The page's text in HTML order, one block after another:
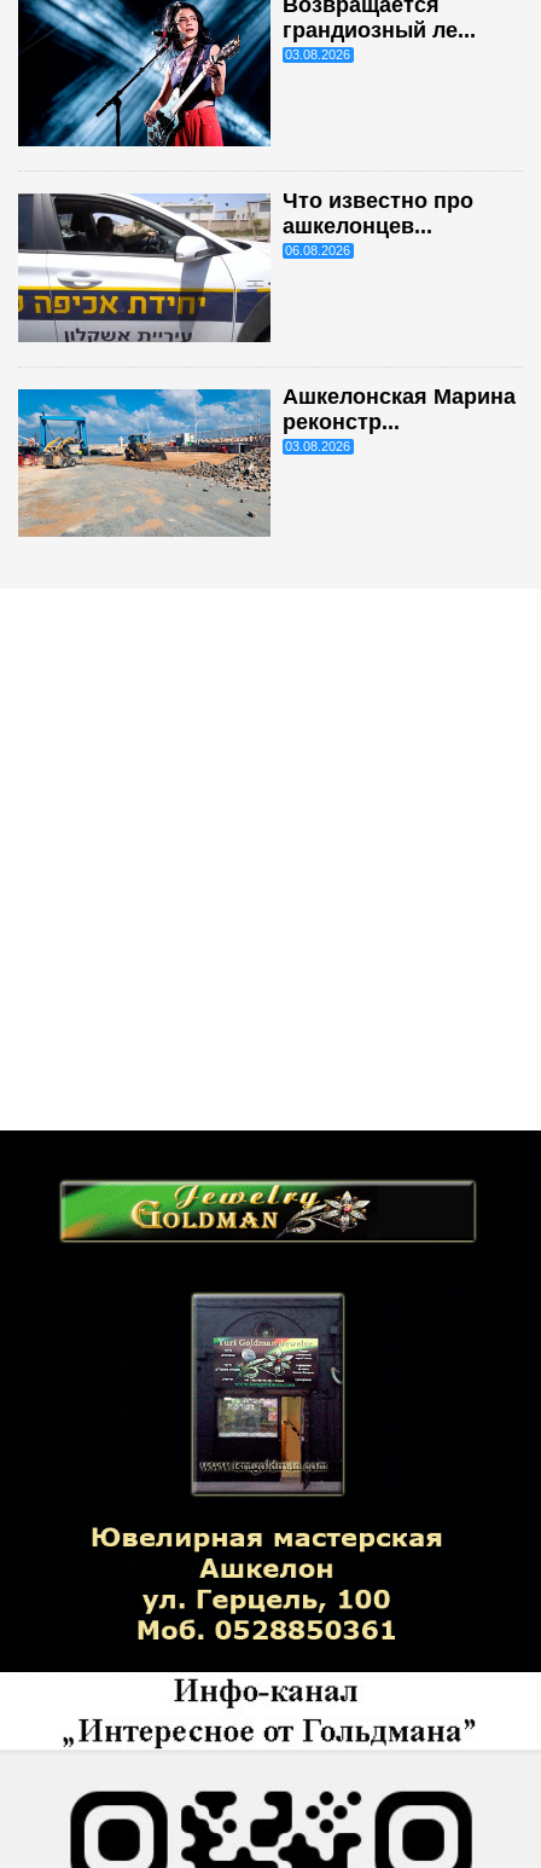
Возвращается
грандиозный ле...
03.08.2026
Что известно про
ашкелонцев...
06.08.2026
Ашкелонская Марина
реконстр...
03.08.2026